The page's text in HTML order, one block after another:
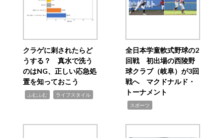
クラゲに刺されたらど
うする？ 真水で洗う
のはNG、正しい応急処
置を知っておこう
ふむふむ ライフスタイル
全日本学童軟式野球の2
回戦 初出場の西陵野
球クラブ（岐阜）が3回
戦へ マクドナルド・
トーナメント
スポーツ